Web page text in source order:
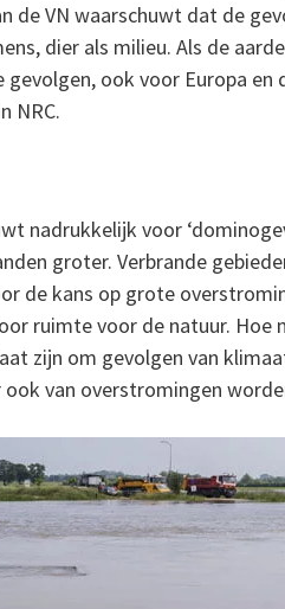
de VN waarschuwt dat de
dier als milieu. Als de
ook voor Europa
NRC.
nadrukkelijk voor
groter. Verbrande
de kans op grote
ruimte voor de natuur. Hoe
zijn om gevolgen van
van overstromingen